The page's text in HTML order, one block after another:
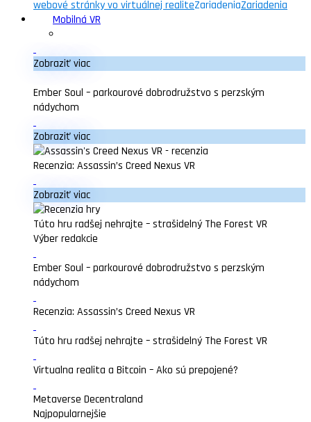
webové stránky vo virtuálnej realiteZariadeniaZariadenia
Mobilná VR
Zobraziť viac
Ember Soul – parkourové dobrodružstvo s perzským
nádychom
Zobraziť viac
Recenzia: Assassin’s Creed Nexus VR
Zobraziť viac
Túto hru radšej nehrajte – strašidelný The Forest VR
Výber redakcie
Ember Soul – parkourové dobrodružstvo s perzským
nádychom
Recenzia: Assassin’s Creed Nexus VR
Túto hru radšej nehrajte – strašidelný The Forest VR
Virtualna realita a Bitcoin – Ako sú prepojené?
Metaverse Decentraland
Najpopularnejšie